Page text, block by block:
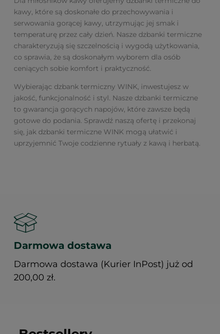
kawy, które są doskonałe do przechowywania i
serwowania gorącej kawy, utrzymując jej smak i
temperaturę przez cały dzień. Nasze dzbanki termiczne
charakteryzują się szczelnością i wygodą użytkowania,
co sprawia, że są doskonałym wyborem dla osób
ceniących sobie komfort i praktyczność.
Wybierając dzbank termiczny WINK, inwestujesz w
jakość, funkcjonalność i styl. Nasze dzbanki termiczne
to gwarancja gorących napojów, które zawsze będą
gotowe do podania. Sprawdź naszą ofertę i przekonaj
się, jak dzbanki termiczne WINK mogą ułatwić i
uprzyjemnić Twoje codzienne rytuały z kawą i herbatą.
Darmowa dostawa
Darmowa dostawa (Kurier InPost) już od
200,00 zł.